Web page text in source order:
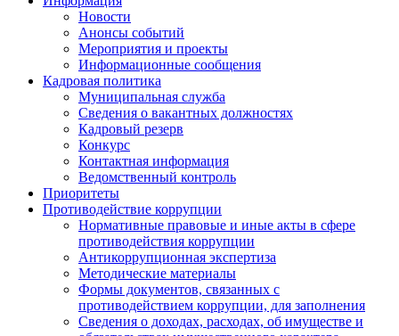
Новости
Анонсы событий
Мероприятия и проекты
Информационные сообщения
Кадровая политика
Муниципальная служба
Сведения о вакантных должностях
Кадровый резерв
Конкурс
Контактная информация
Ведомственный контроль
Приоритеты
Противодействие коррупции
Нормативные правовые и иные акты в сфере
противодействия коррупции
Антикоррупционная экспертиза
Методические материалы
Формы документов, связанных с
противодействием коррупции, для заполнения
Сведения о доходах, расходах, об имуществе и